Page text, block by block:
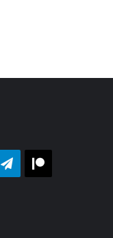
Telegram